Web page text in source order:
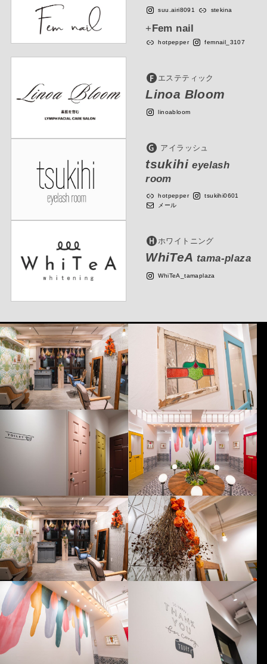
suu.airi8091 stekina
+Fem nail
hotpepper femnail_3107
エステティック
Linoa Bloom
linoabloom
アイラッシュ
tsukihieyelash
room
hotpepper
tsukihi0601
メール
ホワイトニング
WhiTeA tama-plaza
WhiTeA_tamaplaza